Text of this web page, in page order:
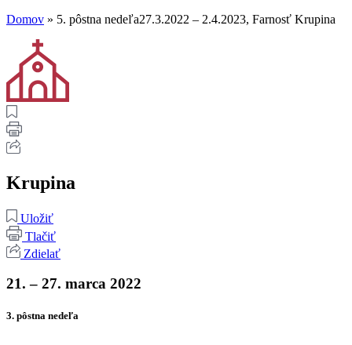
Domov » 5. pôstna nedeľa27.3.2022 – 2.4.2023, Farnosť Krupina
Krupina
Uložiť
Tlačiť
Zdielať
21. – 27. marca 2022
3. pôstna nedeľa